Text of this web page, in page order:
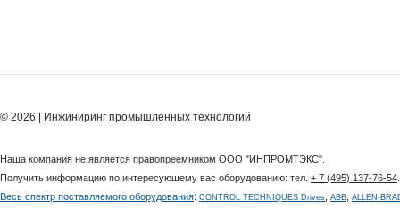
© 2026 | Инжиниринг промышленных технологий
Наша компания не является правопреемником ООО "ИНПРОМТЭКС".
Получить информацию по интересующему вас оборудованию: тел. + 7 (495) 137-76-54
Весь спектр поставляемого оборудования: CONTROL TECHNIQUES Drives ABB ALLEN-